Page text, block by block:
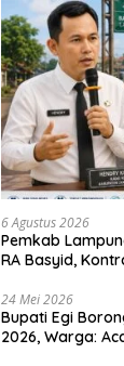
6 Agustus 2026
Pemkab
RA Basyid,
24 Mei 2026
Bupati Egi
2026, Warga: